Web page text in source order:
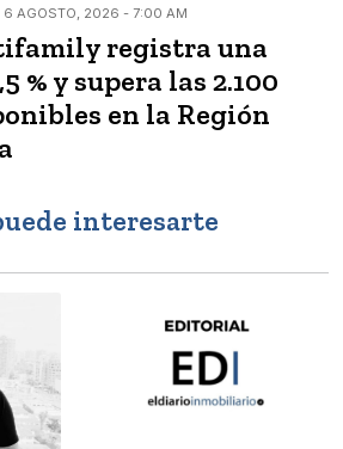
6 AGOSTO, 2026 - 7:00 AM
registra una
% y supera las 2.100
en la Región
interesarte